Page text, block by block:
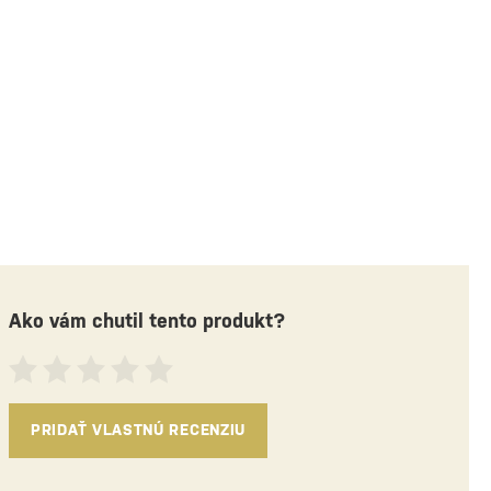
Ako vám chutil tento produkt?
PRIDAŤ VLASTNÚ RECENZIU